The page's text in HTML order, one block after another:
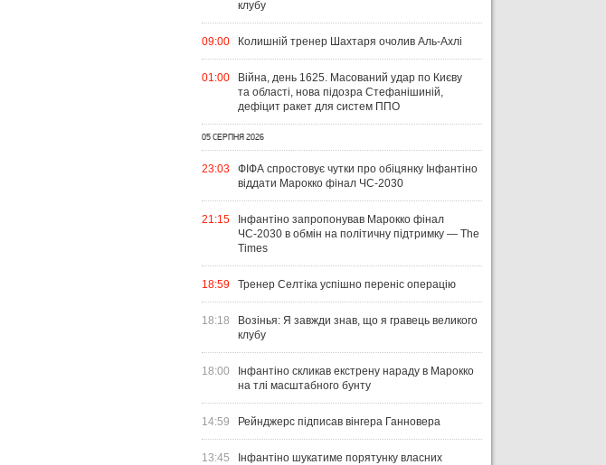
клубу
09:00 Колишній тренер Шахтаря очолив Аль-Ахлі
01:00
Війна, день 1625. Масований удар по Києву
та області, нова підозра Стефанішиній,
дефіцит ракет для систем ППО
05 СЕРПНЯ 2026
23:03
ФІФА спростовує чутки про обіцянку Інфантіно
віддати Марокко фінал ЧС-2030
21:15
Інфантіно запропонував Марокко фінал
ЧС-2030 в обмін на політичну підтримку — The
Times
18:59 Тренер Селтіка успішно переніс операцію
18:18
Возінья: Я завжди знав, що я гравець великого
клубу
18:00
Інфантіно скликав екстрену нараду в Марокко
на тлі масштабного бунту
14:59 Рейнджерс підписав вінгера Ганновера
13:45
Інфантіно шукатиме порятунку власних